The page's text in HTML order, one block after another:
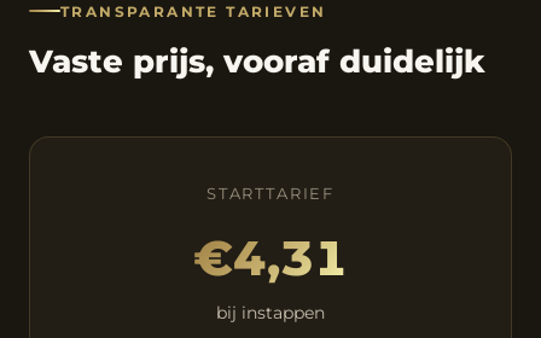
TRANSPARANTE TARIEVEN
Vaste prijs, vooraf duidelijk
STARTTARIEF
€4,31
bij instappen